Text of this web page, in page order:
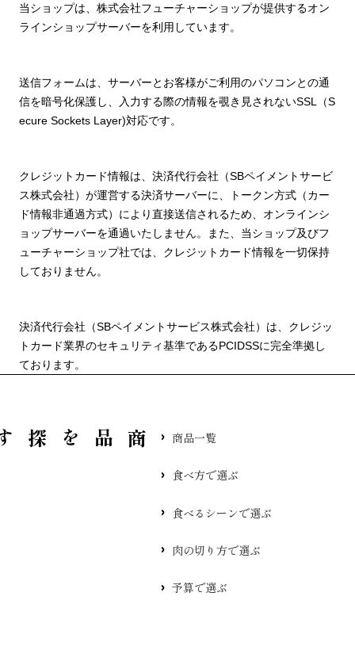
当ショップは、株式会社フューチャーショップが提供するオン
ラインショップサーバーを利用しています。
送信フォームは、サーバーとお客様がご利用のパソコンとの通
信を暗号化保護し、入力する際の情報を覗き見されないSSL（S
ecure Sockets Layer)対応です。
クレジットカード情報は、決済代行会社（SBペイメントサービ
ス株式会社）が運営する決済サーバーに、トークン方式（カー
ド情報非通過方式）により直接送信されるため、オンラインシ
ョップサーバーを通過いたしません。また、当ショップ及びフ
ューチャーショップ社では、クレジットカード情報を一切保持
しておりません。
決済代行会社（SBペイメントサービス株式会社）は、クレジッ
トカード業界のセキュリティ基準であるPCIDSSに完全準拠し
ております。
す 商品一覧
食べ方で選ぶ
食べるシーンで選ぶ
肉の切り方で選ぶ
予算で選ぶ